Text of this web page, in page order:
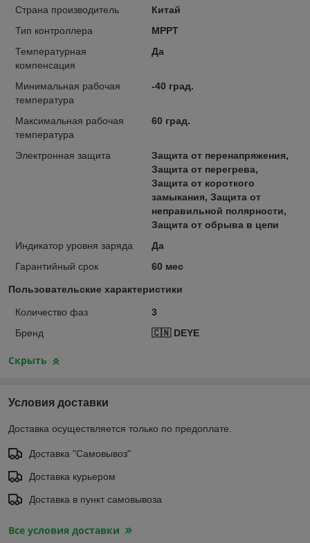
Страна производитель
Китай
Тип контроллера
MPPT
Температурная
компенсация
Да
Минимальная рабочая
температура
-40 град.
Максимальная рабочая
температура
60 град.
Электронная защита
Защита от перенапряжения,
Защита от перегрева,
Защита от короткого
замыкания, Защита от
неправильной полярности,
Защита от обрыва в цепи
Индикатор уровня заряда
Да
Гарантийный срок
60 мес
Пользовательские характеристики
Количество фаз
3
Бренд
🇨🇳 DEYE
Скрыть
Условия доставки
Доставка осуществляется только по предоплате.
Доставка "Самовывоз"
Доставка курьером
Доставка в пункт самовывоза
Все условия доставки